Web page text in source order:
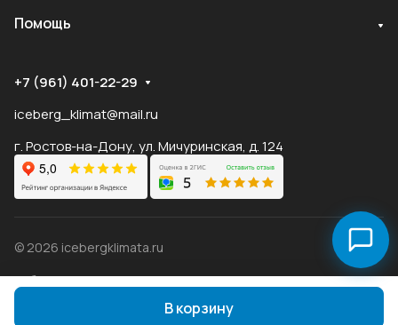
В корзину
Помощь
+7 (961) 401-22-29
iceberg_klimat@mail.ru
г. Ростов-на-Дону, ул. Мичуринская, д. 124
© 2026 icebergklimata.ru
Публичная оферта Яндекс
Конфиденциальность
Оферта